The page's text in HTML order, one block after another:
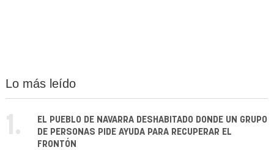
Lo más leído
1.
EL PUEBLO DE NAVARRA DESHABITADO DONDE UN GRUPO
DE PERSONAS PIDE AYUDA PARA RECUPERAR EL
FRONTÓN